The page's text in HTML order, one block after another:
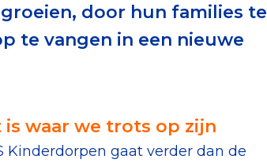
van een goed doel
Checklist
door hun families te
te vangen in een nieuwe
is waar we trots op zijn
Kinderdorpen gaat verder dan de